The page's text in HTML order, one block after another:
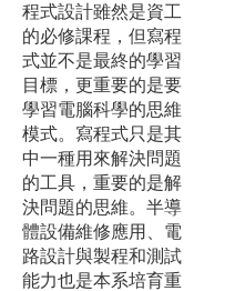
程式設計雖然是資工
的必修課程，但寫程
式並不是最終的學習
目標，更重要的是要
學習電腦科學的思維
模式。寫程式只是其
中一種用來解決問題
的工具，重要的是解
決問題的思維。半導
體設備維修應用、電
路設計與製程和測試
能力也是本系培育重